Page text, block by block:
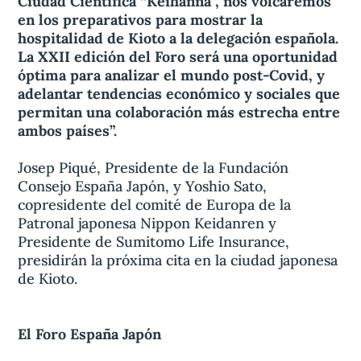
en los preparativos para mostrar la
hospitalidad de Kioto a la delegación española.
La XXII edición del Foro será una oportunidad
óptima para analizar el mundo post-Covid, y
adelantar tendencias económico y sociales que
permitan una colaboración más estrecha entre
ambos países”.
Josep Piqué, Presidente de la Fundación
Consejo España Japón, y Yoshio Sato,
copresidente del comité de Europa de la
Patronal japonesa Nippon Keidanren y
Presidente de Sumitomo Life Insurance,
presidirán la próxima cita en la ciudad japonesa
de Kioto.
El Foro España Japón